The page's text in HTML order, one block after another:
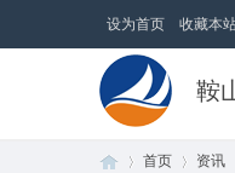
设为首页 收藏本
鞍
首页 资讯